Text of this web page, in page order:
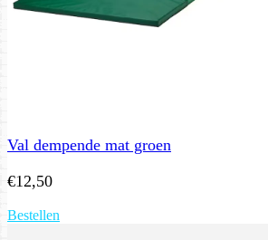
Val dempende mat groen
€12,50
Bestellen